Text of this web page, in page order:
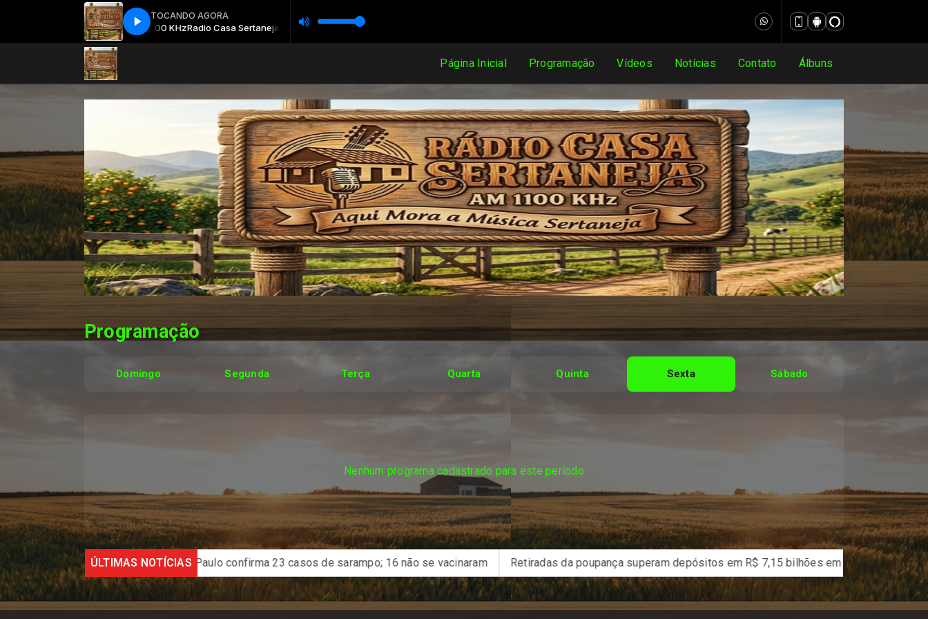
TOCANDO AGORA
Radio Casa Sertaneja AM 1100 KHz Radio Casa Sertaneja AM 1100 KHz
Página Inicial Programação Vídeos Notícias Contato Álbuns
Programação
Domingo Segunda Terça Quarta Quinta Sexta Sábado
Nenhum programa cadastrado para este período
ÚLTIMAS NOTÍCIAS
Estado de São Paulo confirma 23 casos de sarampo; 16 não se vacinaram Retiradas da poupança superam depósitos em R$ 7,15 bilhões em julho Candidatos do